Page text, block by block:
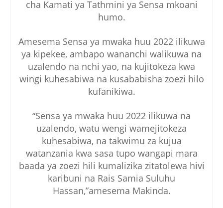
cha Kamati ya Tathmini ya Sensa mkoani
humo.
Amesema Sensa ya mwaka huu 2022 ilikuwa
ya kipekee, ambapo wananchi walikuwa na
uzalendo na nchi yao, na kujitokeza kwa
wingi kuhesabiwa na kusababisha zoezi hilo
kufanikiwa.
“Sensa ya mwaka huu 2022 ilikuwa na
uzalendo, watu wengi wamejitokeza
kuhesabiwa, na takwimu za kujua
watanzania kwa sasa tupo wangapi mara
baada ya zoezi hili kumalizika zitatolewa hivi
karibuni na Rais Samia Suluhu
Hassan,”amesema Makinda.